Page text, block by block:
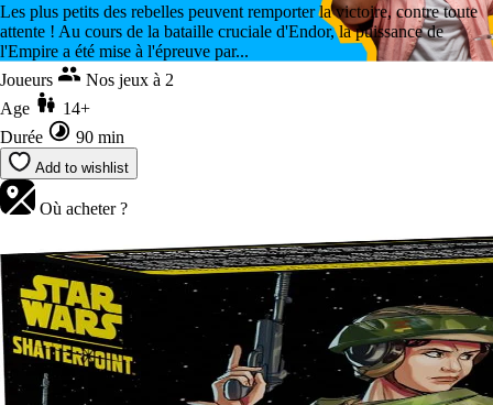
Les plus petits des rebelles peuvent remporter la victoire, contre toute
attente ! Au cours de la bataille cruciale d'Endor, la puissance de
l'Empire a été mise à l'épreuve par...
Joueurs
Nos jeux à 2
Age
14+
Durée
90 min
Add to wishlist
Où acheter ?